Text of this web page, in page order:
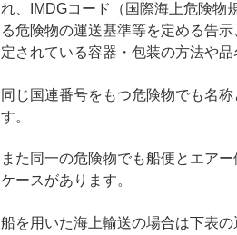
れ、IMDGコード（国際海上危険物
る危険物の運送基準等を定める告
定されている容器・包装の方法や
同じ国連番号をもつ危険物でも名
す。
また同一の危険物でも船便とエア
ケースがあります。
船を用いた海上輸送の場合は下表